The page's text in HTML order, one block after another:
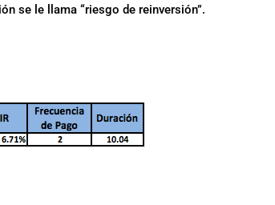
se le llama “riesgo de reinversión”.